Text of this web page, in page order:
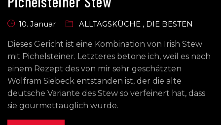
10. Januar ALLTAGSKÜCHE , DIE BESTEN
Dieses Gericht ist eine Kombination von Irish Stew
mit Pichelsteiner. Letzteres betone ich, weil es nach
einem Rezept des von mir sehr geschätzten
Wolfram Siebeck entstanden ist, der die alte
deutsche Variante des Stew so verfeinert hat, dass
sie gourmettauglich wurde.